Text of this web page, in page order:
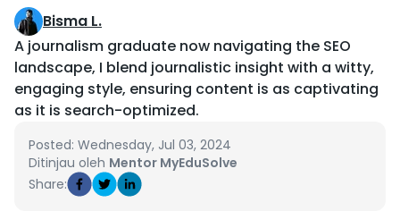
My Cart
Profile
Bisma L.
A journalism graduate now navigating the SEO
landscape, I blend journalistic insight with a witty,
engaging style, ensuring content is as captivating
as it is search-optimized.
Posted: Wednesday, Jul 03, 2024
Ditinjau oleh Mentor MyEduSolve
Share: